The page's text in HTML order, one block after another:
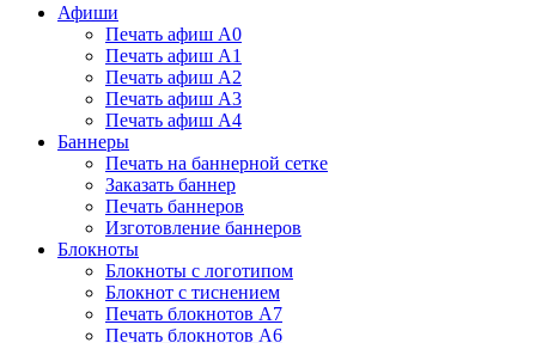
Афиши
Печать афиш А0
Печать афиш А1
Печать афиш А2
Печать афиш А3
Печать афиш А4
Баннеры
Печать на баннерной сетке
Заказать баннер
Печать баннеров
Изготовление баннеров
Блокноты
Блокноты с логотипом
Блокнот с тиснением
Печать блокнотов А7
Печать блокнотов А6